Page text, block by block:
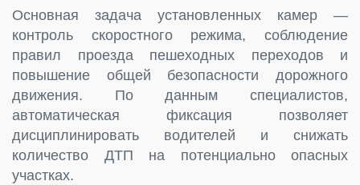
Основная задача установленных камер —
контроль скоростного режима, соблюдение
правил проезда пешеходных переходов и
повышение общей безопасности дорожного
движения. По данным специалистов,
автоматическая фиксация позволяет
дисциплинировать водителей и снижать
количество ДТП на потенциально опасных
участках.